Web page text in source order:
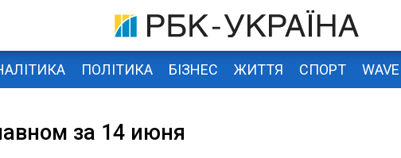
ПОЛІТИКА БІЗНЕС ЖИТТЯ СПОРТ WAVE
за 14 июня